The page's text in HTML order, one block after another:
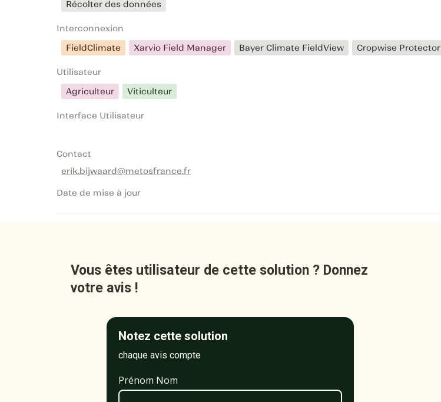
Récolter des données
Interconnexion
FieldClimate
Xarvio Field Manager Bayer Climate FieldView Cropwise Protector
Utilisateur
Agriculteur
Viticulteur
Interface Utilisateur
Contact
erik.bijwaard@metosfrance.fr
Date de mise à jour
Vous êtes utilisateur de cette solution ? Donnez
votre avis !
Notez cette solution
chaque avis compte
Prénom Nom